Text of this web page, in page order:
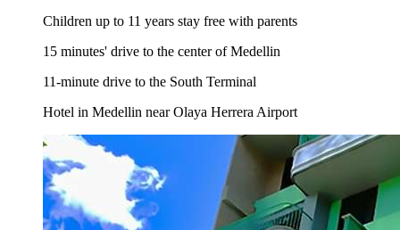
Children up to 11 years stay free with parents
15 minutes' drive to the center of Medellin
11-minute drive to the South Terminal
Hotel in Medellin near Olaya Herrera Airport